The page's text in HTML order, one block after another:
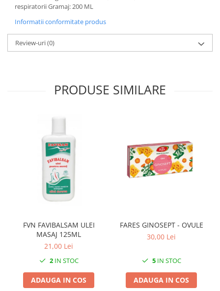
SUPOZITOARE
TINCTURI
SUPERALIMENTE
respiratorii Gramaj: 200 ML
Informatii conformitate produs
Review-uri(0)
PRODUSE SIMILARE
FVN FAVIBALSAM ULEI
MASAJ 125ML
21,00 Lei
2IN STOC
ADAUGA IN COS
FARES GINOSEPT - OVULE
30,00 Lei
5IN STOC
ADAUGA IN COS